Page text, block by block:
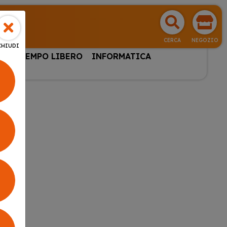
CERCA NEGOZIO
& TEMPO LIBERO
INFORMATICA